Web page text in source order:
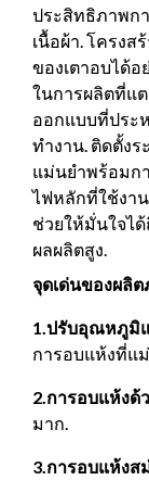
ประสิทธิภาพก
เนื้อผ้า. โครง
ของเตาอบได้อ
ในการผลิตที่แ
ออกแบบที่ประ
ทำงาน. ติดตั้ง
แม่นยำพร้อมก
ไฟหลักที่ใช้งาน
ช่วยให้มั่นใจไ
ผลผลิตสูง.
จุดเด่นของผลิ
1.ปรับอุณหภูมิ
การอบแห้งที่แม่
2.การอบแห้งด้
มาก.
3.การอบแห้งส